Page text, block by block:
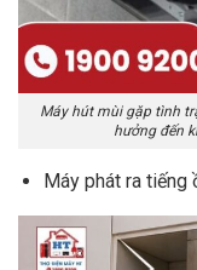
Máy hút mùi gặp tình
hưởng đến
Máy phát ra tiếng